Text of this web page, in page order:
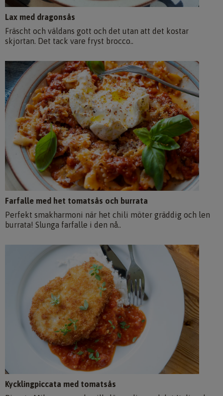
Lax med dragonsås
Fräscht och väldans gott och det utan att det kostar
skjortan. Det tack vare fryst brocco..
Farfalle med het tomatsås och burrata
Perfekt smakharmoni när het chili möter gräddig och len
burrata! Slunga farfalle i den nå..
Kycklingpiccata med tomatsås